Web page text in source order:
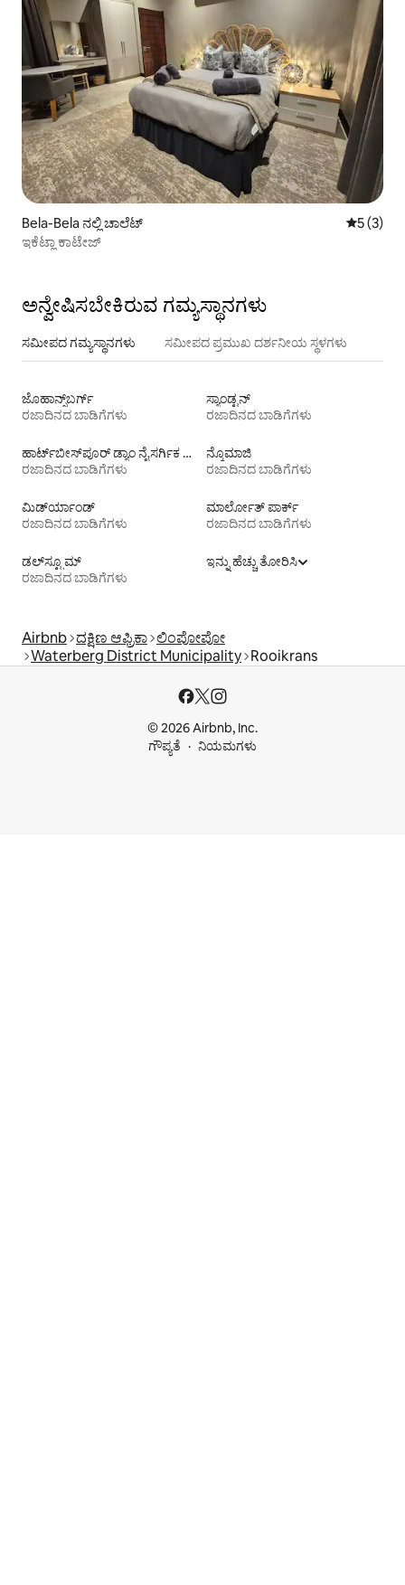
Bela-Bela ನಲ್ಲಿ ಚಾಲೆಟ್ 5 ರಲ್ಲಿ 5
5 (3)
ಇಕೆಟ್ಲಾ ಕಾಟೇಜ್
ಅನ್ವೇಷಿಸಬೇಕಿರುವ ಗಮ್ಯಸ್ಥಾನಗಳು
ಸಮೀಪದ ಗಮ್ಯಸ್ಥಾನಗಳು ಸಮೀಪದ ಪ್ರಮುಖ ದರ್ಶನೀಯ ಸ್ಥಳಗಳು
ಜೊಹಾನ್ಸ್‌ಬರ್ಗ್‌
ರಜಾದಿನದ ಬಾಡಿಗೆಗಳು
ಸ್ಯಾಂಡ್ಟನ್
ರಜಾದಿನದ ಬಾಡಿಗೆಗಳು
ಹಾರ್ಟ್‌ಬೀಸ್‌ಪೂರ್ ಡ್ಯಾಂ ನೈಸರ್ಗಿಕ ಸಂಪತ್ತು
ರಜಾದಿನದ ಬಾಡಿಗೆಗಳು
ನ್ಕೊಮಾಜಿ
ರಜಾದಿನದ ಬಾಡಿಗೆಗಳು
ಮಿಡ್‌ರ್ಯಾಂಡ್
ರಜಾದಿನದ ಬಾಡಿಗೆಗಳು
ಮಾರ್ಲೋತ್ ಪಾರ್ಕ್
ರಜಾದಿನದ ಬಾಡಿಗೆಗಳು
ಡಲ್‌ಸ್ಟ್ರೂಮ್
ರಜಾದಿನದ ಬಾಡಿಗೆಗಳು
ಇನ್ನು ಹೆಚ್ಚು ತೋರಿಸಿ
Airbnb ದಕ್ಷಿಣ ಆಫ್ರಿಕಾ ಲಿಂಪೋಪೋ
Waterberg District Municipality Rooikrans
© 2026 Airbnb, Inc.
ಗೌಪ್ಯತೆ
ನಿಯಮಗಳು